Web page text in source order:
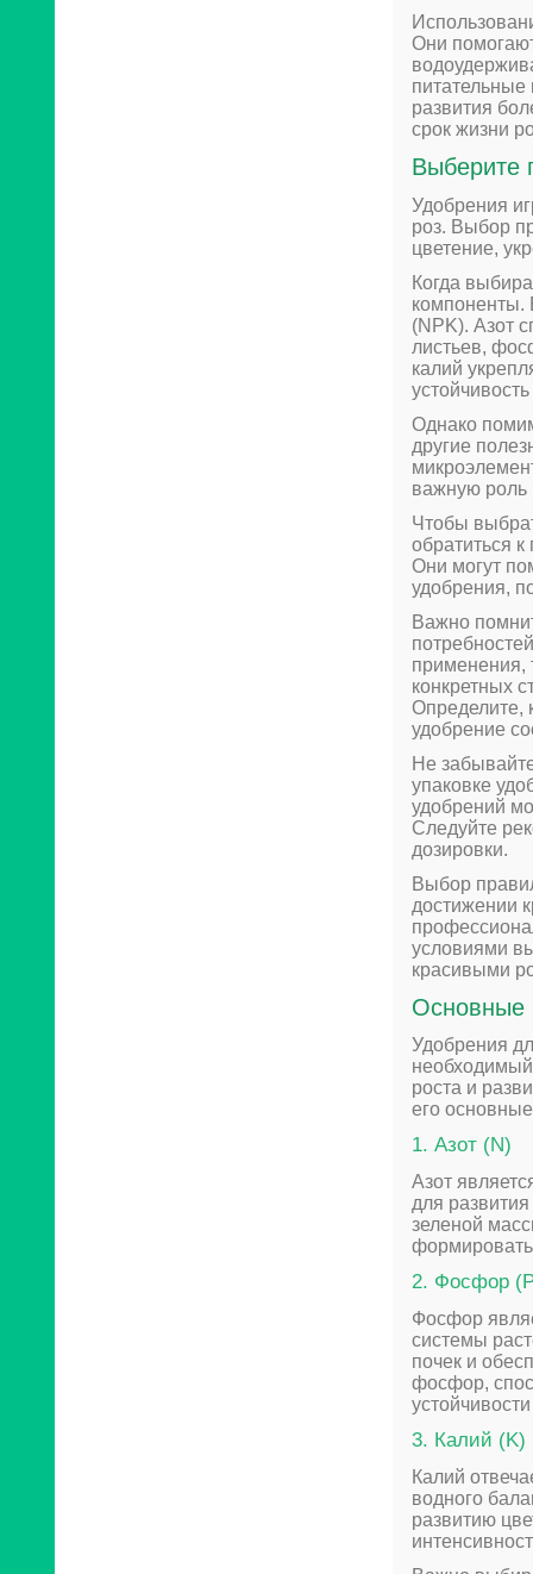
Они
питательные
развития
срок жизни
Выберите
Удобрения
роз. Выбор
цветение,
Когда
компоненты.
(NPK). Азот
листьев,
калий
Однако
другие
важную роль
Чтобы
обратиться
Они могут
удобрения,
Важно
применения,
конкретных
Определите,
удобрение
Не
упаковке
удобрений
Следуйте
дозировки.
Выбор
достижении
условиями
красивыми
Основные
Удобрения
роста и
его
1. Азот (N)
Азот
для
зеленой
формировать
2. Фосфор
Фосфор
системы
почек и
фосфор,
3. Калий (K)
Калий
водного
развитию